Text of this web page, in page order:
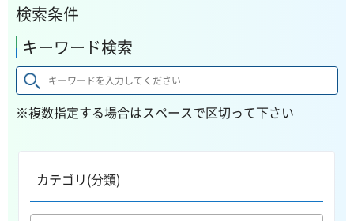
検索条件
キーワード検索
※複数指定する場合はスペースで区切って下さい
カテゴリ(分類)